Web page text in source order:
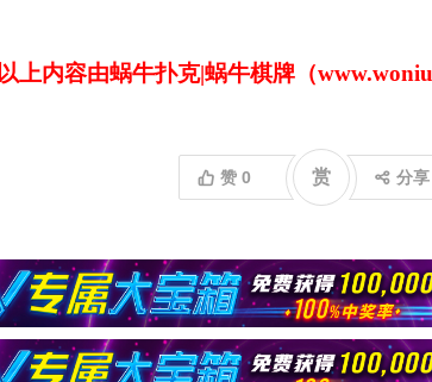
以上内容由蜗牛扑克|蜗牛棋牌（
赞 0 赏 分享